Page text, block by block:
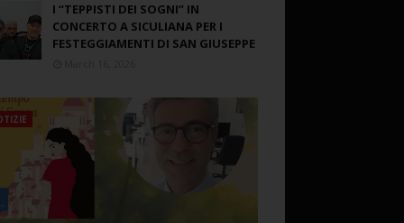
I “TEPPISTI DEI SOGNI” IN
CONCERTO A SICULIANA PER I
FESTEGGIAMENTI DI SAN GIUSEPPE